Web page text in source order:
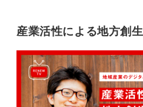
産業活性による地方創生